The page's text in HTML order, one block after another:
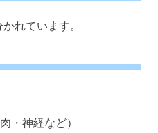
れています。
・神経など）